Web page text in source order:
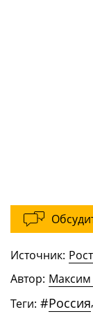
Источник:
Автор:
Теги: #Россия,